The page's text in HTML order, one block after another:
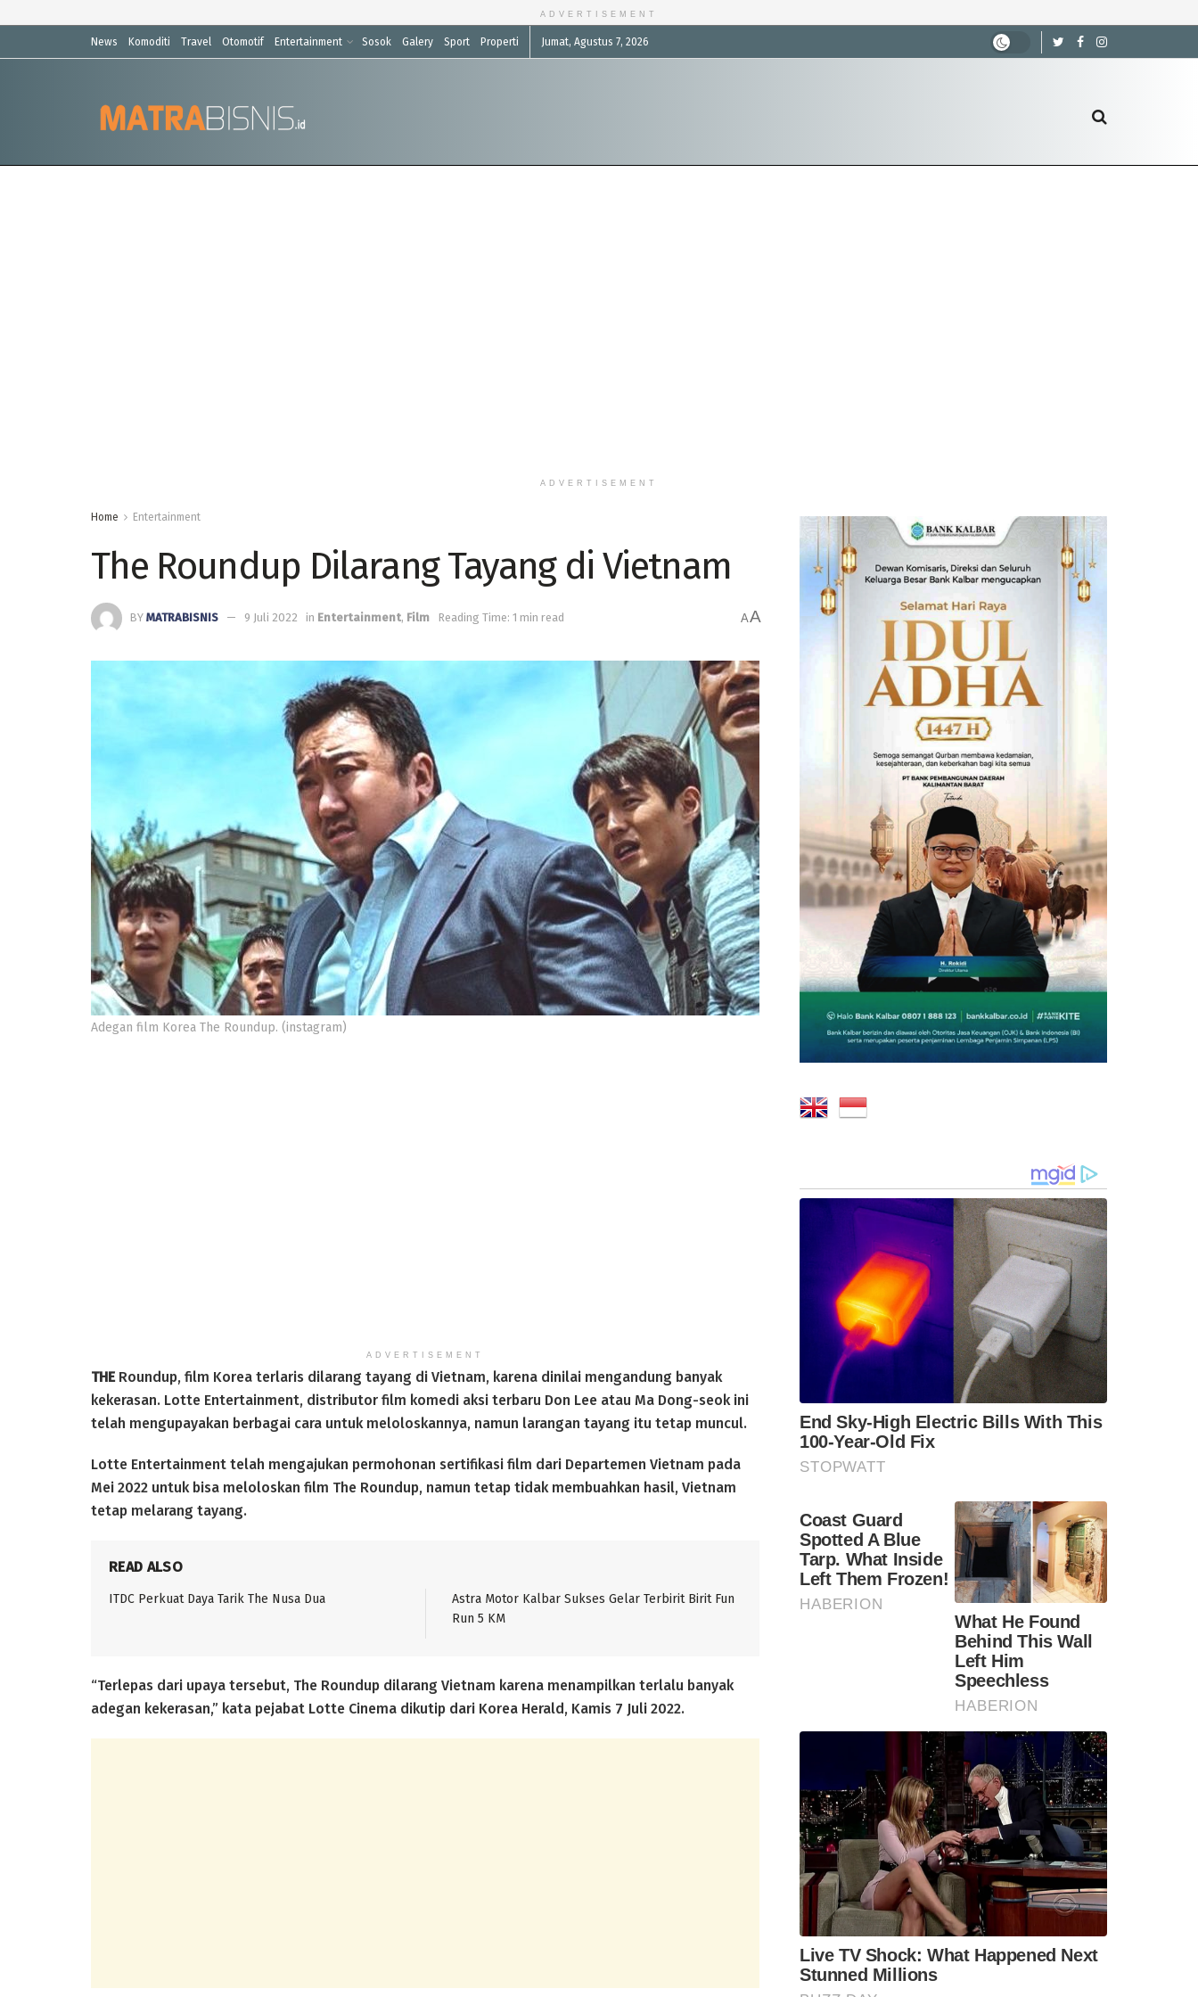
ADVERTISEMENT
News Komoditi Travel Otomotif Entertainment Sosok Galery Sport Properti Jumat, Agustus 7, 2026
ADVERTISEMENT
Home Entertainment
The Roundup Dilarang Tayang di Vietnam
BY MATRABISNIS 9 Juli 2022 in Entertainment, Film Reading Time: 1 min read AA
Adegan film Korea The Roundup. (instagram)
ADVERTISEMENT
THERoundup, film Korea terlaris dilarang tayang di Vietnam, karena dinilai mengandung banyak
kekerasan. Lotte Entertainment, distributor film komedi aksi terbaru Don Lee atau Ma Dong-seok ini
telah mengupayakan berbagai cara untuk meloloskannya, namun larangan tayang itu tetap muncul.
Lotte Entertainment telah mengajukan permohonan sertifikasi film dari Departemen Vietnam pada
Mei 2022 untuk bisa meloloskan film The Roundup, namun tetap tidak membuahkan hasil, Vietnam
tetap melarang tayang.
READ ALSO
ITDC Perkuat Daya Tarik The Nusa Dua
Astra Motor Kalbar Sukses Gelar Terbirit Birit Fun
Run 5 KM
“Terlepas dari upaya tersebut, The Roundup dilarang Vietnam karena menampilkan terlalu banyak
adegan kekerasan,” kata pejabat Lotte Cinema dikutip dari Korea Herald, Kamis 7 Juli 2022.